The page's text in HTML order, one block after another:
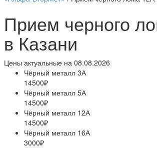
Прием черного
в Казани
Цены актуальные на 08.08.2026
Чёрный металл 3А
14500₽
Чёрный металл 5А
14500₽
Чёрный металл 12А
14500₽
Чёрный металл 16А
3000₽